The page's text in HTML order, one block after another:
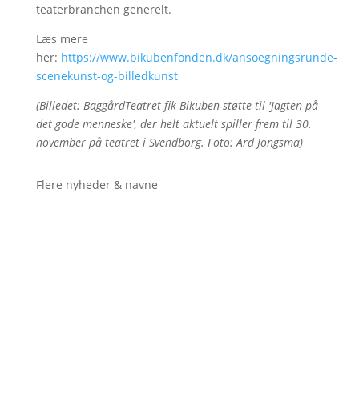
teaterbranchen generelt.
Læs mere
her: https://www.bikubenfonden.dk/ansoegningsrunde-
scenekunst-og-billedkunst
(Billedet: BaggårdTeatret fik Bikuben-støtte til 'Jagten på
det gode menneske', der helt aktuelt spiller frem til 30.
november på teatret i Svendborg. Foto: Ard Jongsma)
Flere nyheder & navne